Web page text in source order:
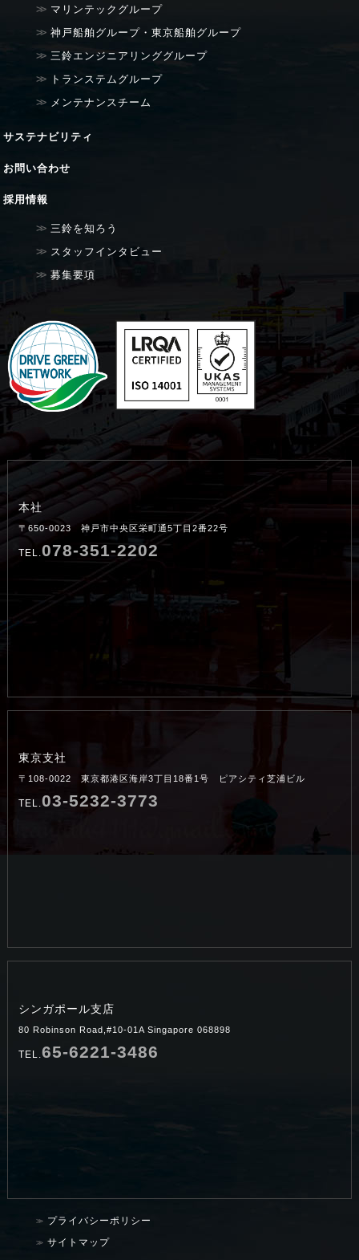
マリンテックグループ
神戸船舶グループ・東京船舶グループ
三鈴エンジニアリンググループ
トランステムグループ
メンテナンスチーム
サステナビリティ
お問い合わせ
採用情報
三鈴を知ろう
スタッフインタビュー
募集要項
本社
〒650-0023 神戸市中央区栄町通5丁目2番22号
TEL.078-351-2202
東京支社
〒108-0022 東京都港区海岸3丁目18番1号 ピアシティ芝浦ビル
TEL.03-5232-3773
シンガポール支店
80 Robinson Road,#10-01A Singapore 068898
TEL. 65-6221-3486
プライバシーポリシー
サイトマップ